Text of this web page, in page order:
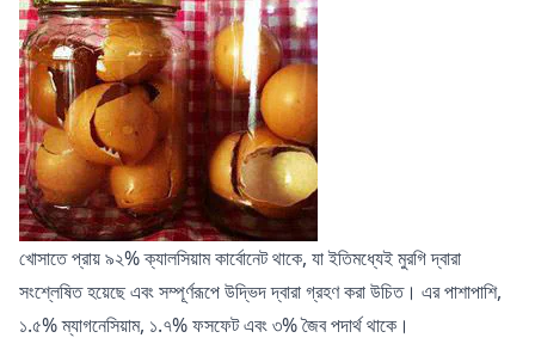
খোসাতে প্রায় ৯২% ক্যালসিয়াম কার্বোনেট থাকে, যা ইতিমধ্যেই মুরগি দ্বারা
সংশ্লেষিত হয়েছে এবং সম্পূর্ণরূপে উদ্ভিদ দ্বারা গ্রহণ করা উচিত। এর পাশাপাশি,
১.৫% ম্যাগনেসিয়াম, ১.৭% ফসফেট এবং ৩% জৈব পদার্থ থাকে।